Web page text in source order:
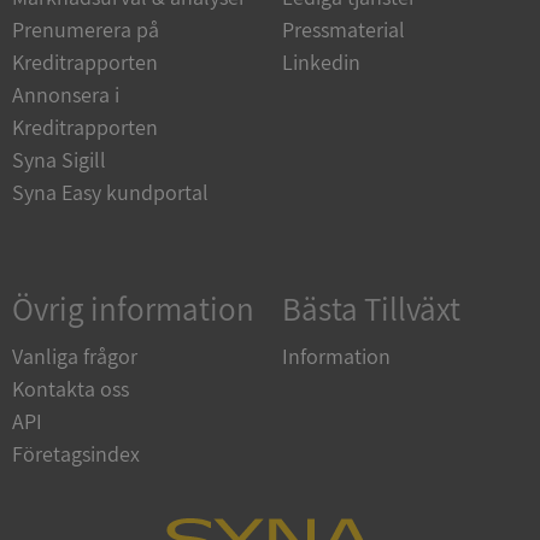
Prenumerera på
Kreditrapporten
Annonsera i
Kreditrapporten
Syna Sigill
Syna Easy kundportal
Pressmaterial
Linkedin
Övrig information
Vanliga frågor
Kontakta oss
API
Företagsindex
Bästa Tillväxt
Information
Strikt nödvändiga kakor tillåter
kärnwebbplatsfunktioner som användarinloggning
och kontohantering. Webbplatsen kan inte
användas ordentligt utan strikt nödvändiga cookies.
Namn
__RequestVerificationToken